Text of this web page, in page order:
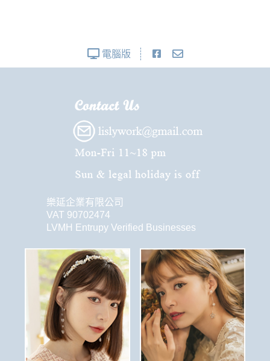
電腦版
樂延企業有限公司
VAT 90702474
LVMH Entrupy Verified Businesses